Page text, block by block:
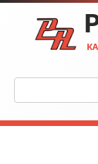
Перейти
контенту
Поиск: